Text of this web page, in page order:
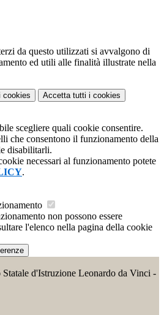
da questo utilizzati si avvalgono di
ed utili alle finalità illustrate nella
cookies Accetta tutti i cookies
scegliere quali cookie consentire.
che consentono il funzionamento della
disabilitarli.
necessari al funzionamento potete
.
non possono essere
l'elenco nella pagina della cookie
Statale d'Istruzione Leonardo da Vinci -